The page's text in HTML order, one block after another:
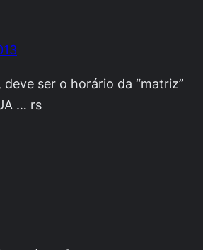
deve ser o horário da “matriz”
… rs